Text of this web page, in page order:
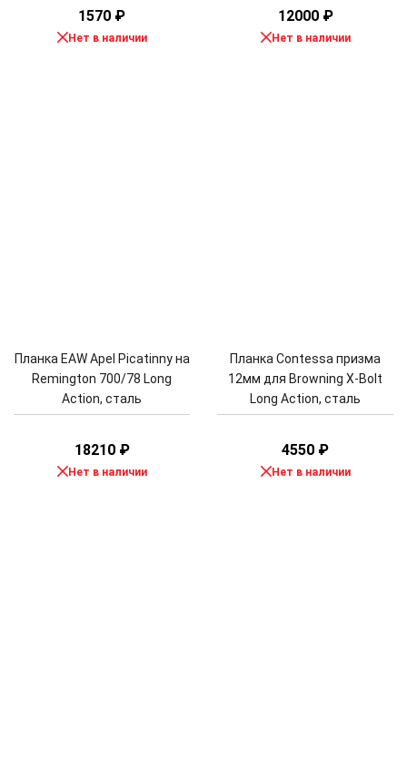
1570 ₽
Нет в наличии
12000 ₽
Нет в наличии
Планка EAW Apel Picatinny на
Remington 700/78 Long
Action, сталь
18210 ₽
Нет в наличии
Планка Contessa призма
12мм для Browning X-Bolt
Long Action, сталь
4550 ₽
Нет в наличии